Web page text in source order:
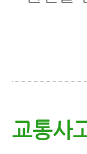
교통사